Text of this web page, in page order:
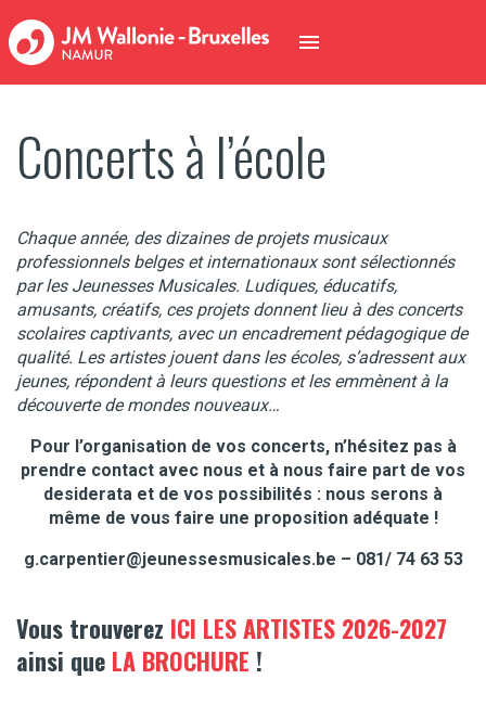
Concerts à l’école
Chaque année, des dizaines de projets musicaux
professionnels belges et internationaux sont sélectionnés
par les Jeunesses Musicales. Ludiques, éducatifs,
amusants, créatifs, ces projets donnent lieu à des concerts
scolaires captivants, avec un encadrement pédagogique de
qualité. Les artistes jouent dans les écoles, s’adressent aux
jeunes, répondent à leurs questions et les emmènent à la
découverte de mondes nouveaux…
Pour l’organisation de vos concerts, n’hésitez pas à
prendre contact avec nous et à nous faire part de vos
desiderata et de vos possibilités : nous serons à
même de vous faire une proposition adéquate !
g.carpentier@jeunessesmusicales.be – 081/ 74 63 53
Vous trouverez ICI LES ARTISTES 2026-2027
ainsi que LA BROCHURE !